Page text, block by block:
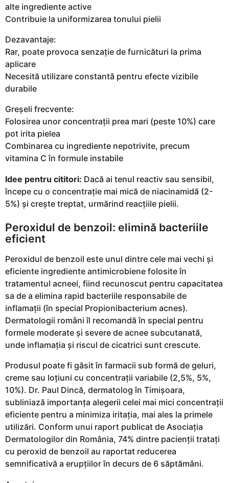
alte ingrediente active
Contribuie la uniformizarea tonului pielii
Dezavantaje:
Rar, poate provoca senzație de furnicături la prima
aplicare
Necesită utilizare constantă pentru efecte vizibile
durabile
Greșeli frecvente:
Folosirea unor concentrații prea mari (peste 10%) care
pot irita pielea
Combinarea cu ingrediente nepotrivite, precum
vitamina C în formule instabile
Idee pentru cititori: Dacă ai tenul reactiv sau sensibil,
începe cu o concentrație mai mică de niacinamidă (2-
5%) și crește treptat, urmărind reacțiile pielii.
Peroxidul de benzoil: elimină bacteriile
eficient
Peroxidul de benzoil este unul dintre cele mai vechi și
eficiente ingrediente antimicrobiene folosite în
tratamentul acneei, fiind recunoscut pentru capacitatea
sa de a elimina rapid bacteriile responsabile de
inflamații (în special Propionibacterium acnes).
Dermatologii români îl recomandă în special pentru
formele moderate și severe de acnee subcutanată,
unde inflamația și riscul de cicatrici sunt crescute.
Produsul poate fi găsit în farmacii sub formă de geluri,
creme sau loțiuni cu concentrații variabile (2,5%, 5%,
10%). Dr. Paul Dincă, dermatolog în Timișoara,
subliniază importanța alegerii celei mai mici concentrații
eficiente pentru a minimiza iritația, mai ales la primele
utilizări. Conform unui raport publicat de Asociația
Dermatologilor din România, 74% dintre pacienții tratați
cu peroxid de benzoil au raportat reducerea
semnificativă a erupțiilor în decurs de 6 săptămâni.